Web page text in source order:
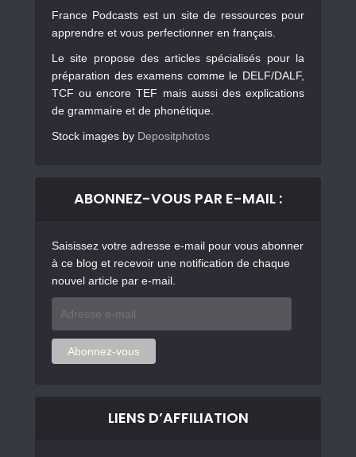
France Podcasts est un site de ressources pour
apprendre et vous perfectionner en français.
Le site propose des articles spécialisés pour la
préparation des examens comme le DELF/DALF,
TCF ou encore TEF mais aussi des explications
de grammaire et de phonétique.
Stock images by Depositphotos
ABONNEZ-VOUS PAR E-MAIL :
Saisissez votre adresse e-mail pour vous abonner
à ce blog et recevoir une notification de chaque
nouvel article par e-mail.
mail
Abonnez-vous
LIENS D’AFFILIATION